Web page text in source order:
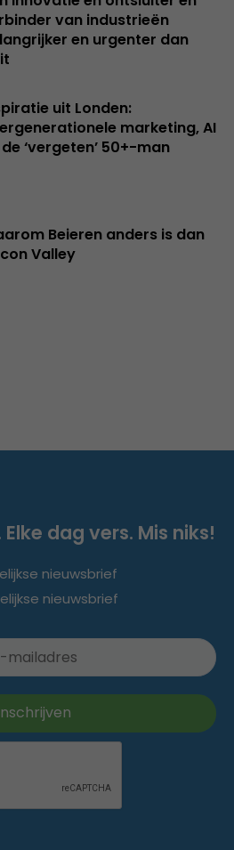
van industrieën
en urgenter dan
uit Londen:
marketing, AI
‘vergeten’ 50+-man
Beieren anders is dan
Valley
dag vers. Mis niks!
nieuwsbrief
nieuwsbrief